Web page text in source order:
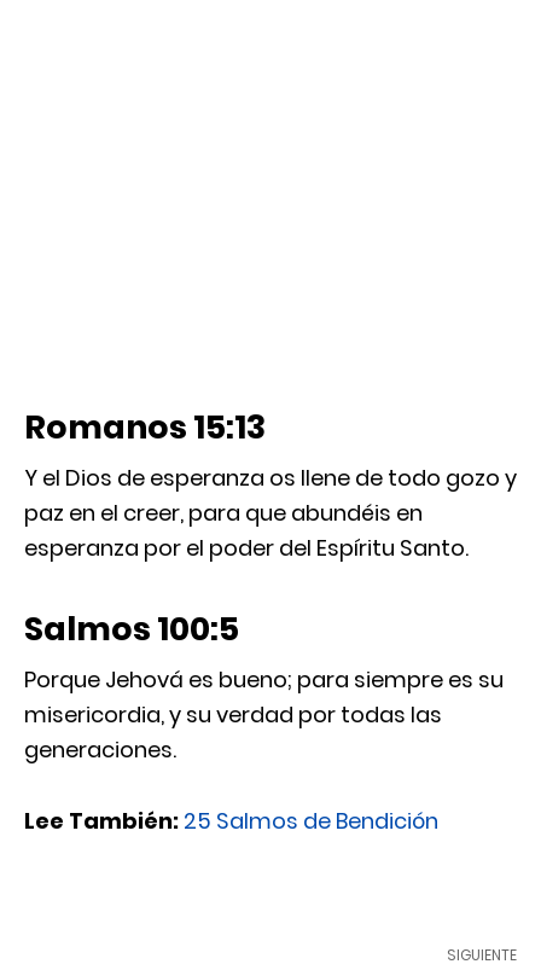
Romanos 15:13
Y el Dios de esperanza os llene de todo gozo y
paz en el creer, para que abundéis en
esperanza por el poder del Espíritu Santo.
Salmos 100:5
Porque Jehová es bueno; para siempre es su
misericordia, y su verdad por todas las
generaciones.
Lee También: 25 Salmos de Bendición
SIGUIENTE